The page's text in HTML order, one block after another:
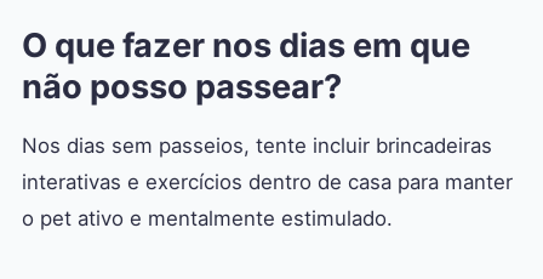
O que fazer nos dias em que
não posso passear?
Nos dias sem passeios, tente incluir brincadeiras
interativas e exercícios dentro de casa para manter
o pet ativo e mentalmente estimulado.